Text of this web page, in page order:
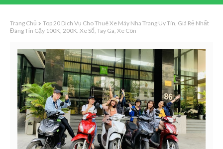
Trang Chủ
Top 20 Dịch Vụ Cho Thuê Xe Máy Nha Trang Uy Tín, Giá Rẻ Nhất
Đáng Tin Cậy 100K, 200K. Xe Số, Tay Ga, Xe Côn